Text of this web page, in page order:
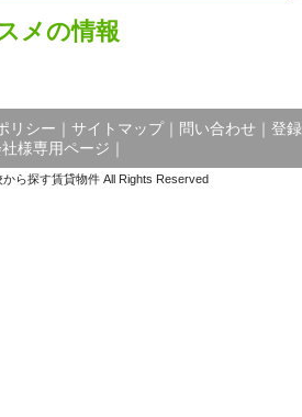
メの情報
リシー サイトマップ｜ 問い合わせ
登録
様専用ページ
ら探す賃貸物件 All Rights Reserved